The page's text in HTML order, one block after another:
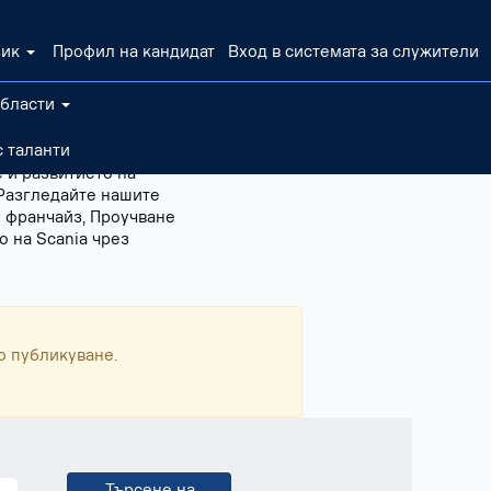
Профил на кандидат Вход в системата за служители
продукти и
и развитието на
нашите
Проучване
на Scania чрез
публикуване.